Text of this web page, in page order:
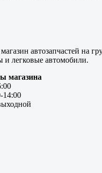
автозапчастей на
и легковые автомобили.
магазина
14:00